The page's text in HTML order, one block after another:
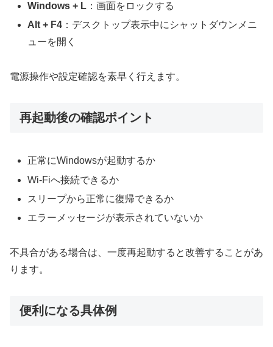
Windows + L ：画面をロックする
Alt + F4 ：デスクトップ表示中にシャットダウンメニ
ューを開く
電源操作や設定確認を素早く行えます。
再起動後の確認ポイント
正常にWindowsが起動するか
Wi-Fiへ接続できるか
スリープから正常に復帰できるか
エラーメッセージが表示されていないか
不具合がある場合は、一度再起動すると改善することがあ
ります。
便利になる具体例